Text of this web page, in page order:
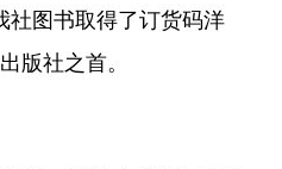
社图书取得了订货码洋
版社之首。